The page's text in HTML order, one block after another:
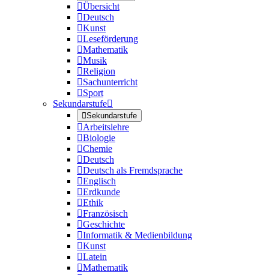
Übersicht
Deutsch
Kunst
Leseförderung
Mathematik
Musik
Religion
Sachunterricht
Sport
Sekundarstufe
Sekundarstufe
Arbeitslehre
Biologie
Chemie
Deutsch
Deutsch als Fremdsprache
Englisch
Erdkunde
Ethik
Französisch
Geschichte
Informatik & Medienbildung
Kunst
Latein
Mathematik